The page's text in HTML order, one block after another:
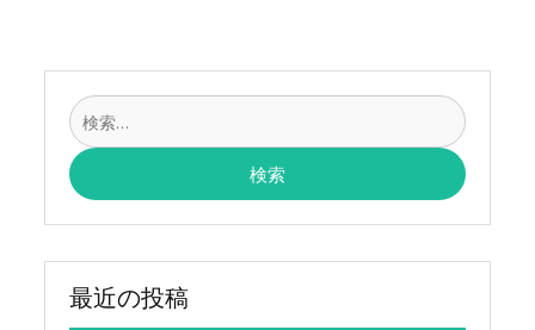
ン
検
索:
最近の投稿